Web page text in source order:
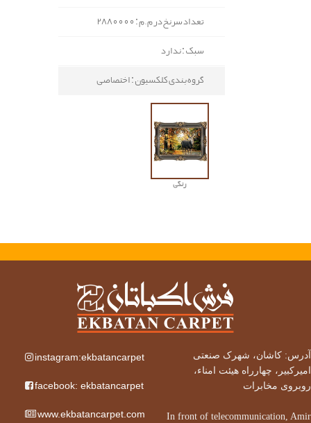
تعداد سرنخ در م.م : 2880000
سبک : ندارد
گروه بندی کلکسیون : اختصاصی
رنگی
آدرس: کاشان، شهرک صنعتی
امیرکبیر، چهارراه هیئت امناء،
روبروی مخابرات
In front of telecommunication, Amir
instagram:ekbatancarpet
facebook: ekbatancarpet
www.ekbatancarpet.com